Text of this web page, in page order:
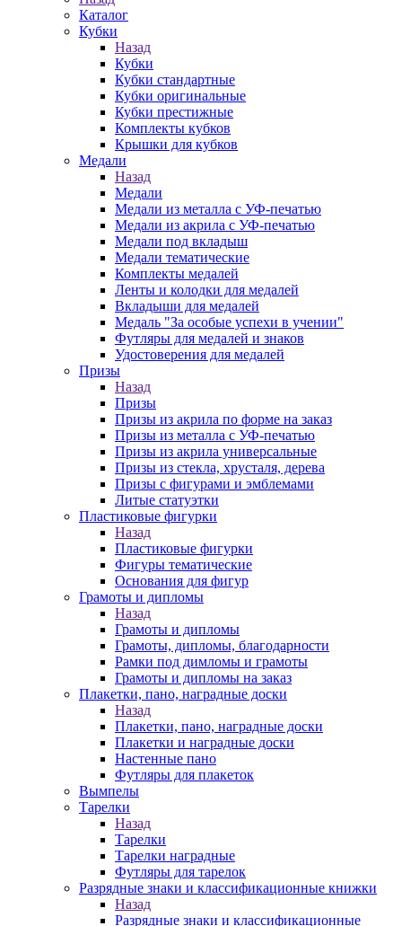
Каталог
Кубки
Назад
Кубки
Кубки стандартные
Кубки оригинальные
Кубки престижные
Комплекты кубков
Крышки для кубков
Медали
Назад
Медали
Медали из металла с УФ-печатью
Медали из акрила с УФ-печатью
Медали под вкладыш
Медали тематические
Комплекты медалей
Ленты и колодки для медалей
Вкладыши для медалей
Медаль "За особые успехи в учении"
Футляры для медалей и знаков
Удостоверения для медалей
Призы
Назад
Призы
Призы из акрила по форме на заказ
Призы из металла с УФ-печатью
Призы из акрила универсальные
Призы из стекла, хрусталя, дерева
Призы с фигурами и эмблемами
Литые статуэтки
Пластиковые фигурки
Назад
Пластиковые фигурки
Фигуры тематические
Основания для фигур
Грамоты и дипломы
Назад
Грамоты и дипломы
Грамоты, дипломы, благодарности
Рамки под димломы и грамоты
Грамоты и дипломы на заказ
Плакетки, пано, наградные доски
Назад
Плакетки, пано, наградные доски
Плакетки и наградные доски
Настенные пано
Футляры для плакеток
Вымпелы
Тарелки
Назад
Тарелки
Тарелки наградные
Футляры для тарелок
Разрядные знаки и классификационные книжки
Назад
Разрядные знаки и классификационные